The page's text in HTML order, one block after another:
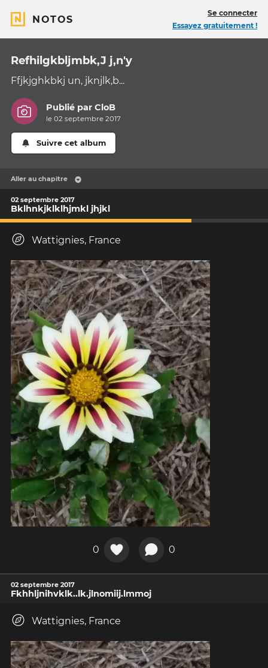
NOTOS
Se connecter
Essayez gratuitement !
Refhilgkbljmbk,J j,n'y
Ffjkjghkbkj un, jknjlk,b...
Publié parCloB
le 02 septembre 2017
Suivre cet album
Aller au chapitre
02 septembre 2017
Bklhnkjklklhjmkl jhjkl
Wattignies, France
0 0
02 septembre 2017
Fkhhljnihvklk..lk.jlnomiij.lmmoj
Wattignies, France